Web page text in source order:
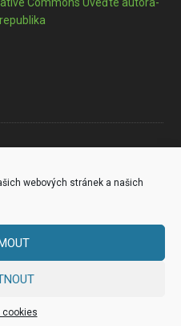
webových stránek a našich
cookies
Pro on